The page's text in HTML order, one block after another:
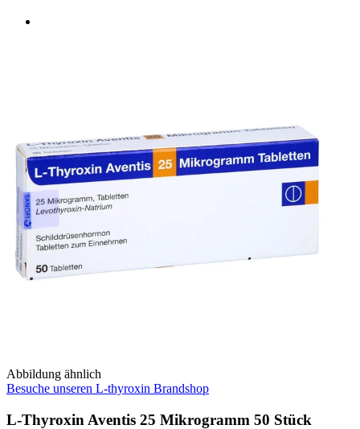
Abbildung ähnlich
Besuche unseren L-thyroxin Brandshop
L-Thyroxin Aventis 25 Mikrogramm 50 Stück